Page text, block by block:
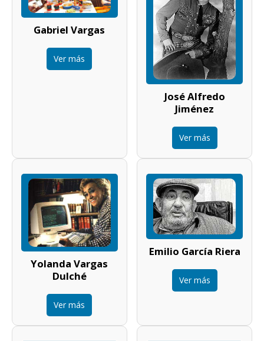
Gabriel Vargas
Ver más
José Alfredo
Jiménez
Ver más
Yolanda Vargas
Dulché
Ver más
Emilio García Riera
Ver más